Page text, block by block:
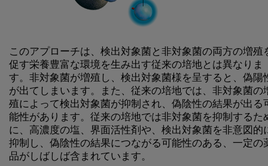
このアプローチは、検出対象菌と非対象菌の両方の増殖
促す栄養豊富な環境を生み出す従来の培地とは異なりま
す。非対象菌が増殖し、検出対象菌様を呈すると、偽陽
が出てしまいます。また、従来の培地では、非対象菌の
殖によって検出対象菌が抑制され、偽陰性の結果が出る
能性があります。従来の培地では非対象菌を抑制するた
に、高濃度の塩、界面活性剤や、検出対象菌を非意図的
抑制し、偽陰性の結果につながる可能性のある、一定の
品がしばしば含まれています。